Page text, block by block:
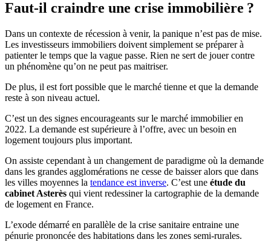
Faut-il craindre une crise immobilière ?
Dans un contexte de récession à venir, la panique n’est pas de mise.
Les investisseurs immobiliers doivent simplement se préparer à
patienter le temps que la vague passe. Rien ne sert de jouer contre
un phénomène qu’on ne peut pas maitriser.
De plus, il est fort possible que le marché tienne et que la demande
reste à son niveau actuel.
C’est un des signes encourageants sur le marché immobilier en
2022. La demande est supérieure à l’offre, avec un besoin en
logement toujours plus important.
On assiste cependant à un changement de paradigme où la demande
dans les grandes agglomérations ne cesse de baisser alors que dans
les villes moyennes la tendance est inverse. C’est une étude du
cabinet Asterès qui vient redessiner la cartographie de la demande
de logement en France.
L’exode démarré en parallèle de la crise sanitaire entraine une
pénurie prononcée des habitations dans les zones semi-rurales.